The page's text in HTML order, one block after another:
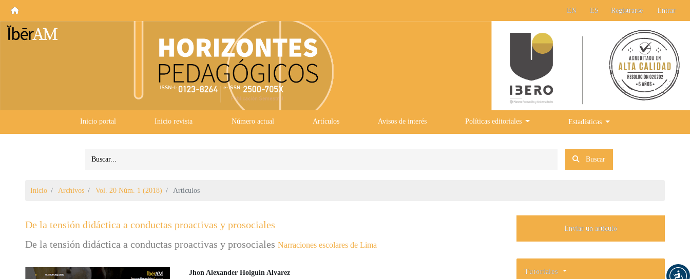
EN ES Registrarse Entrar
Inicio portal Inicio revista Número actual Artículos Avisos de interés Políticas editoriales Estadísticas
Buscar
Inicio Archivos Vol. 20 Núm. 1 (2018) Artículos
De la tensión didáctica a conductas proactivas y prosociales
De la tensión didáctica a conductas proactivas y prosociales Narraciones escolares de Lima
Jhon Alexander Holguin Alvarez
Enviar un artículo
Tutoriales